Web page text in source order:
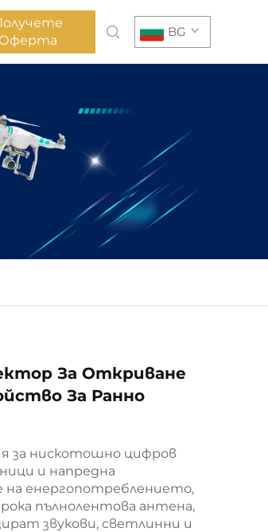
Оферта
BG
За Откриване
За Ранно
за нискотошно цифров
и напредна
на енергопотреблението,
пълнолентова антена,
звукови, светлинни и